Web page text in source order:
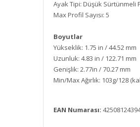
Ayak Tipi: Düşük Sürtünmeli
Max Profil Sayısı: 5
Boyutlar
Yükseklik: 1.75 in / 44.52 mm
Uzunluk: 4.83 in / 122.71 mm
Genişlik: 2.77in / 70.27 mm
Min/Max Ağırlık: 103g/128
EAN Numarası: